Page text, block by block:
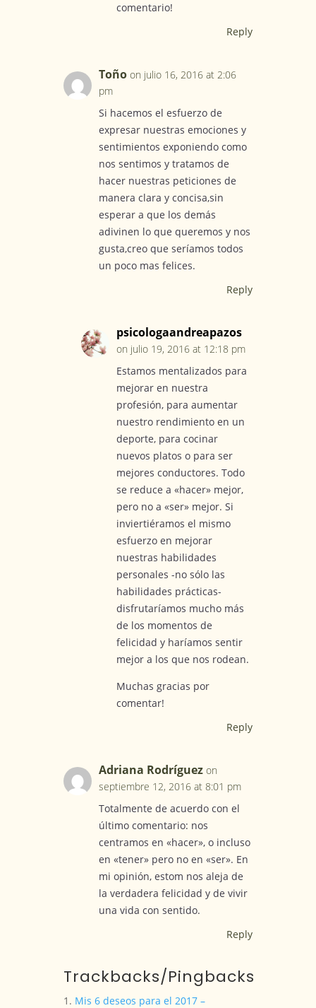
comentario!
Reply
Toño on julio 16, 2016 at 2:06
pm
Si hacemos el esfuerzo de
expresar nuestras emociones y
sentimientos exponiendo como
nos sentimos y tratamos de
hacer nuestras peticiones de
manera clara y concisa,sin
esperar a que los demás
adivinen lo que queremos y nos
gusta,creo que seríamos todos
un poco mas felices.
Reply
psicologaandreapazos
on julio 19, 2016 at 12:18 pm
Estamos mentalizados para
mejorar en nuestra
profesión, para aumentar
nuestro rendimiento en un
deporte, para cocinar
nuevos platos o para ser
mejores conductores. Todo
se reduce a «hacer» mejor,
pero no a «ser» mejor. Si
inviertiéramos el mismo
esfuerzo en mejorar
nuestras habilidades
personales -no sólo las
habilidades prácticas-
disfrutaríamos mucho más
de los momentos de
felicidad y haríamos sentir
mejor a los que nos rodean.
Muchas gracias por
comentar!
Reply
Adriana Rodríguez on
septiembre 12, 2016 at 8:01 pm
Totalmente de acuerdo con el
último comentario: nos
centramos en «hacer», o incluso
en «tener» pero no en «ser». En
mi opinión, estom nos aleja de
la verdadera felicidad y de vivir
una vida con sentido.
Reply
Trackbacks/Pingbacks
Mis 6 deseos para el 2017 –